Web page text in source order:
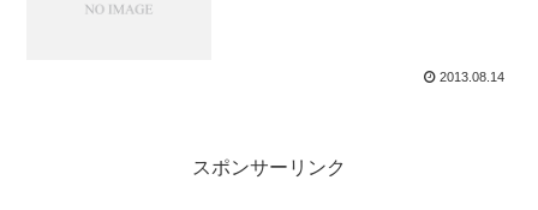
2013.08.14
スポンサーリンク